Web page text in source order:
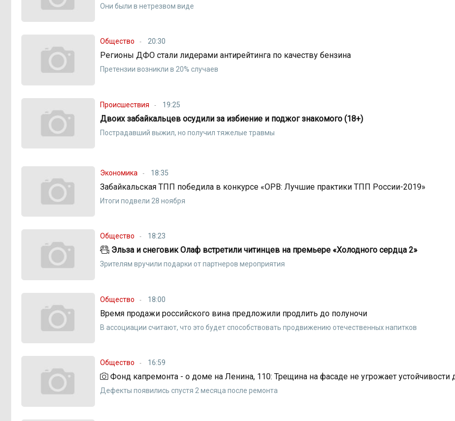
Они были в нетрезвом виде
Общество 20:30
Регионы ДФО стали лидерами антирейтинга по качеству бензина
Претензии возникли в 20% случаев
Происшествия 19:25
Двоих забайкальцев осудили за избиение и поджог знакомого (18+)
Пострадавший выжил, но получил тяжелые травмы
Экономика 18:35
Забайкальская ТПП победила в конкурсе «ОРВ: Лучшие практики ТПП России-2019»
Итоги подвели 28 ноября
Общество 18:23
Эльза и снеговик Олаф встретили читинцев на премьере «Холодного сердца 2»
Зрителям вручили подарки от партнеров мероприятия
Общество 18:00
Время продажи российского вина предложили продлить до полуночи
В ассоциации считают, что это будет способствовать продвижению отечественных напитков
Общество 16:59
Фонд капремонта - о доме на Ленина, 110: Трещина на фасаде не угрожает устойчивости
Дефекты появились спустя 2 месяца после ремонта